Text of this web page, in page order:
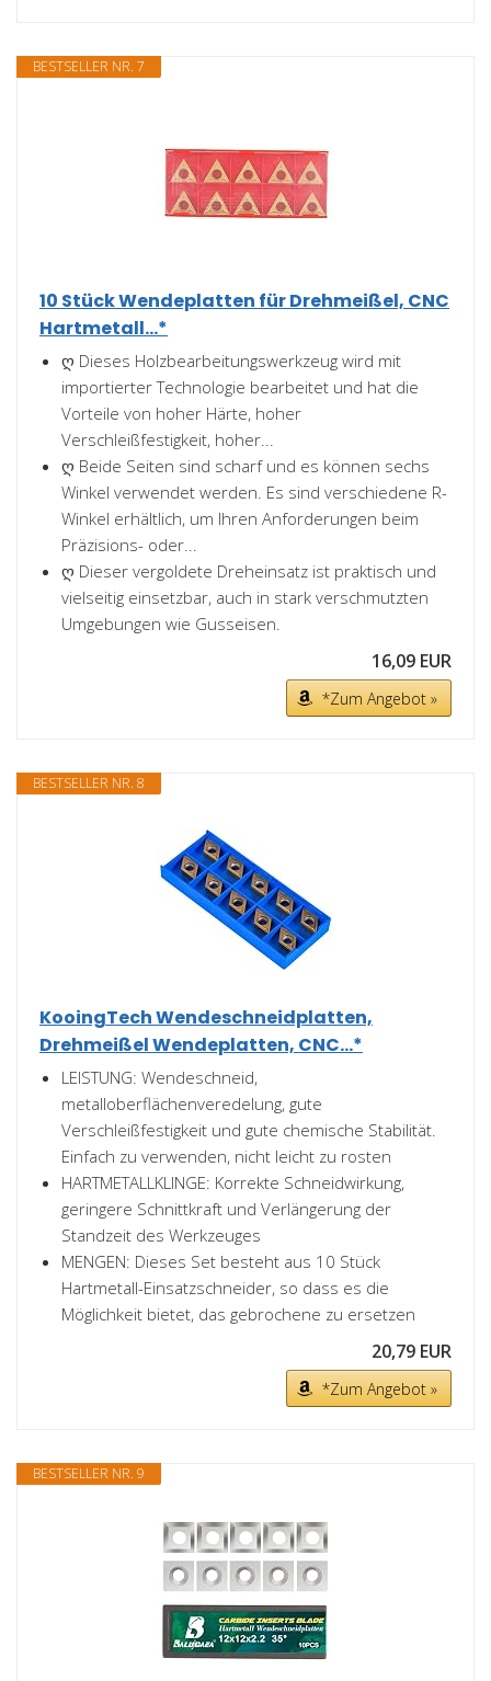
BESTSELLER NR. 7
10 Stück Wendeplatten für Drehmeißel, CNC
Hartmetall...*
ღ Dieses Holzbearbeitungswerkzeug wird mit
importierter Technologie bearbeitet und hat die
Vorteile von hoher Härte, hoher
Verschleißfestigkeit, hoher...
ღ Beide Seiten sind scharf und es können sechs
Winkel verwendet werden. Es sind verschiedene R-
Winkel erhältlich, um Ihren Anforderungen beim
Präzisions- oder...
ღ Dieser vergoldete Dreheinsatz ist praktisch und
vielseitig einsetzbar, auch in stark verschmutzten
Umgebungen wie Gusseisen.
16,09 EUR
*Zum Angebot »
BESTSELLER NR. 8
KooingTech Wendeschneidplatten,
Drehmeißel Wendeplatten, CNC...*
LEISTUNG: Wendeschneid,
metalloberflächenveredelung, gute
Verschleißfestigkeit und gute chemische Stabilität.
Einfach zu verwenden, nicht leicht zu rosten
HARTMETALLKLINGE: Korrekte Schneidwirkung,
geringere Schnittkraft und Verlängerung der
Standzeit des Werkzeuges
MENGEN: Dieses Set besteht aus 10 Stück
Hartmetall-Einsatzschneider, so dass es die
Möglichkeit bietet, das gebrochene zu ersetzen
20,79 EUR
*Zum Angebot »
BESTSELLER NR. 9